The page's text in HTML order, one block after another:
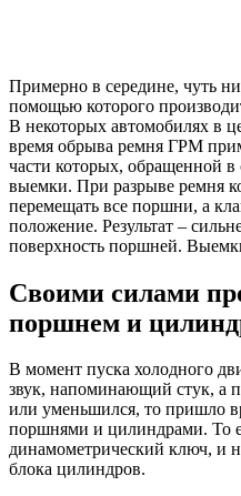
Примерно в середине, чуть
помощью которого
В некоторых автомобилях в
время обрыва ремня ГРМ
части которых, обращенной
выемки. При разрыве ремня
перемещать все поршни, а
положение. Результат –
поверхность поршней.
Своими силами
поршнем и
В момент пуска холодного
звук, напоминающий стук, а
или уменьшился, то пришло
поршнями и цилиндрами. То
динамометрический ключ, и
блока цилиндров.